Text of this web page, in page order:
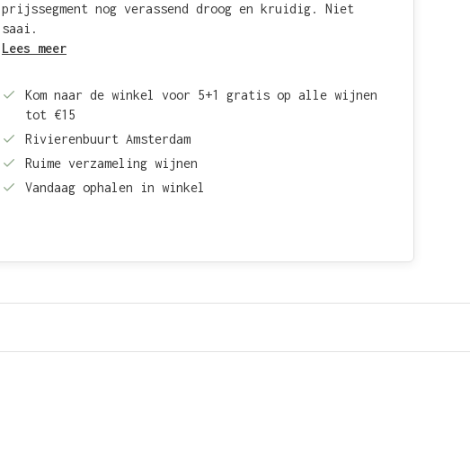
prijssegment nog verassend droog en kruidig. Niet
saai.
Lees meer
Kom naar de winkel voor 5+1 gratis op alle wijnen
tot €15
Rivierenbuurt Amsterdam
Ruime verzameling wijnen
Vandaag ophalen in winkel